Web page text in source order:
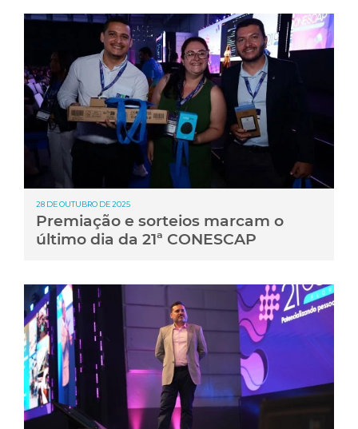
28 DE OUTUBRO DE 2025
Premiação e sorteios marcam o
último dia da 21ª CONESCAP